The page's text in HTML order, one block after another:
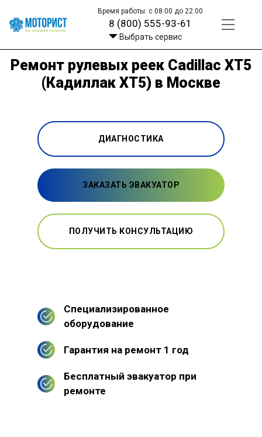
Время работы: с 08:00 до 22:00
8 (800) 555-93-61
Выбрать сервис
Ремонт рулевых реек Cadillac XT5
(Кадиллак ХТ5) в Москве
ДИАГНОСТИКА
ЗАКАЗАТЬ ЭВАКУАТОР
ПОЛУЧИТЬ КОНСУЛЬТАЦИЮ
Специализированное
оборудование
Гарантия на ремонт 1 год
Бесплатный эвакуатор при
ремонте